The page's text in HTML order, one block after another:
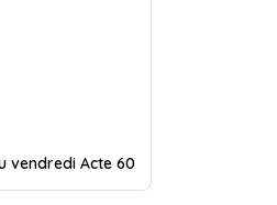
vendredi Acte 60